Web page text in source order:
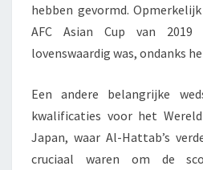
hebben gevormd.
AFC Asian Cup van 2019
lovenswaardig was, ondanks
Een andere belangrijke
kwalificaties voor het
Japan, waar Al-Hattab’s
cruciaal waren om de